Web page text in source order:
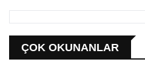
ÇOK OKUNANLAR